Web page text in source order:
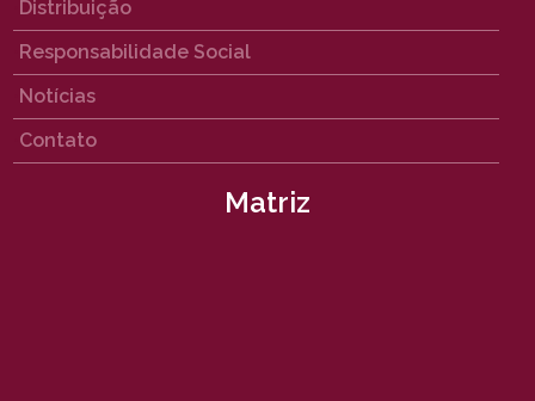
Distribuição
Responsabilidade Social
Notícias
Contato
Matriz